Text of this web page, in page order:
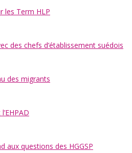
les Term HLP
des chefs d’établissement suédois
des migrants
aux questions des HGGSP